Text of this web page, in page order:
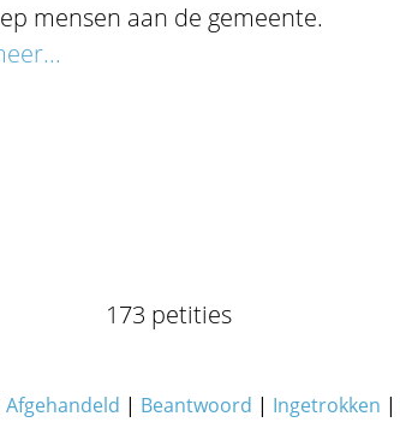
mensen aan de gemeente.
173 petities
Afgehandeld | Beantwoord | Ingetrokken |